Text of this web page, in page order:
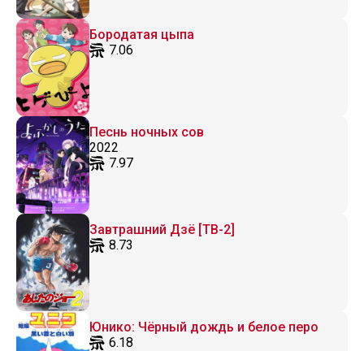
Бородатая цыпа
7.06
Песнь ночных сов
2022
7.97
Завтрашний Дзё [ТВ-2]
8.73
Юнико: Чёрный дождь и белое перо
6.18